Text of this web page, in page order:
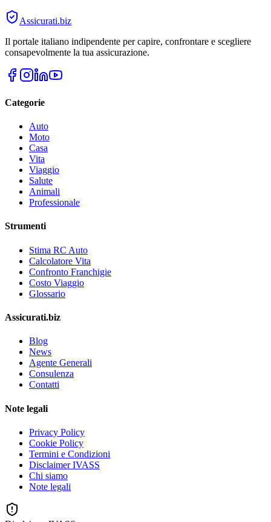
Assicurati.biz
Il portale italiano indipendente per capire, confrontare e scegliere
consapevolmente la tua assicurazione.
Categorie
Auto
Moto
Casa
Vita
Viaggio
Salute
Animali
Professionale
Strumenti
Stima RC Auto
Calcolatore Vita
Confronto Franchigie
Costo Viaggio
Glossario
Assicurati.biz
Blog
News
Agente Generali
Consulenza
Contatti
Note legali
Privacy Policy
Cookie Policy
Termini e Condizioni
Disclaimer IVASS
Chi siamo
Note legali